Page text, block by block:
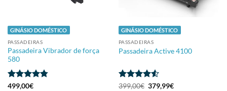
GINÁSIO DOMÉSTICO
PASSADEIRAS
Passadeira Vibrador de força
580
Avaliação
499,00€
GINÁSIO DOMÉSTICO
PASSADEIRAS
Passadeira Active 4100
Avaliação
399,00€ 379,99€